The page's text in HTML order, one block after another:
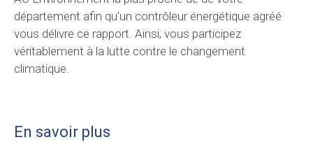
département afin qu’un contrôleur énergétique agréé
vous délivre ce rapport. Ainsi, vous participez
véritablement à la lutte contre le changement
climatique.
En savoir plus